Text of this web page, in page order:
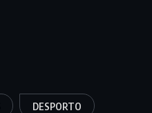
DESPORTO